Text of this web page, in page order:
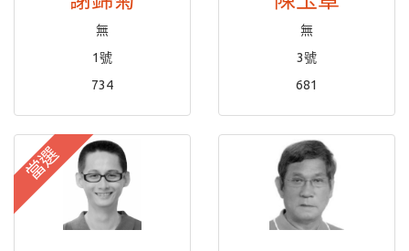
無
1號
734
無
3號
681
當選